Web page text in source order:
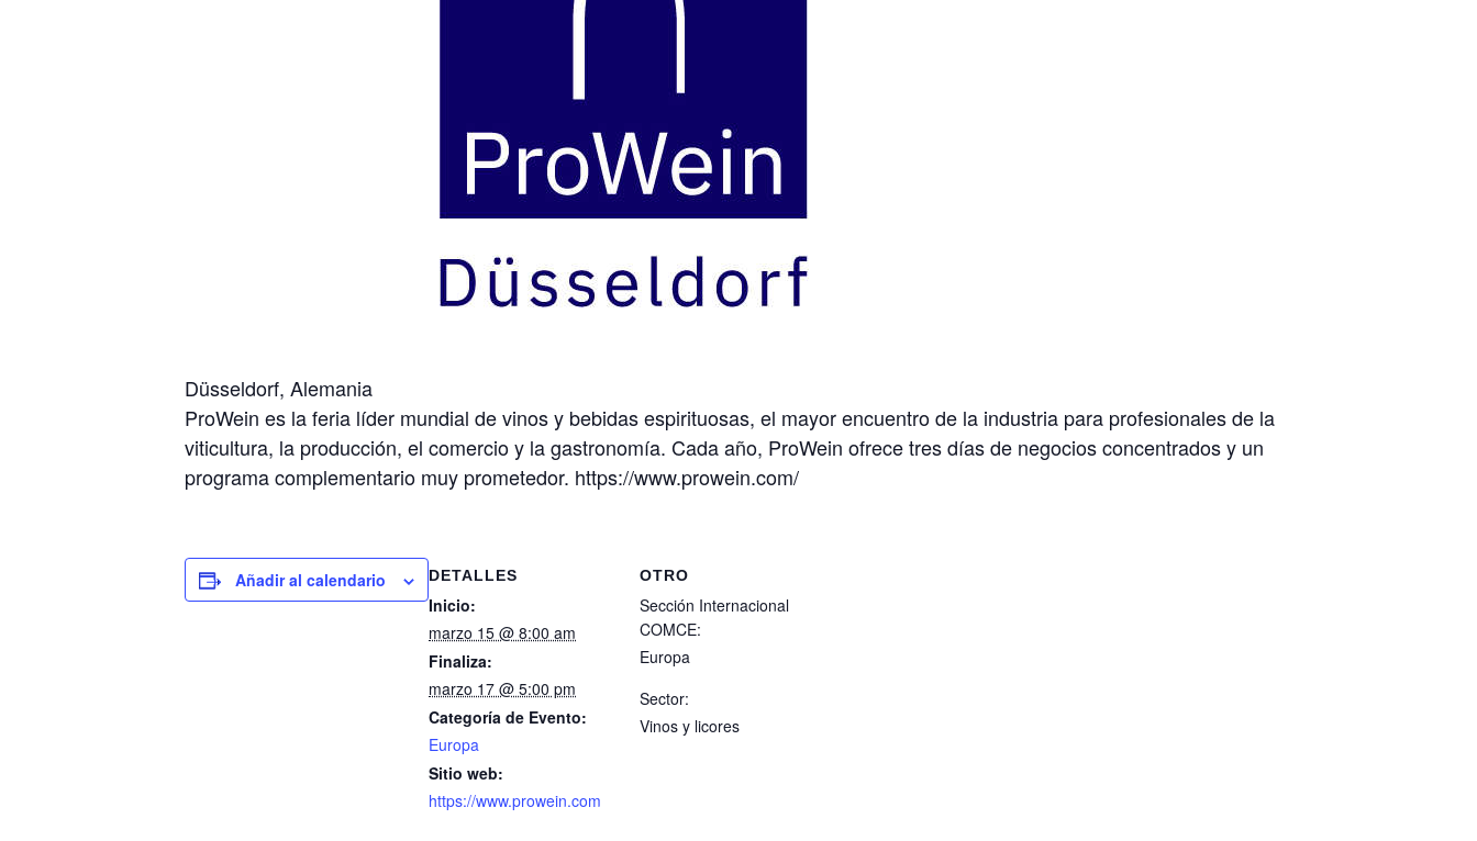
Düsseldorf, Alemania
ProWein es la feria líder mundial de vinos y bebidas espirituosas, el mayor encuentro de la industria para profesionales de la
viticultura, la producción, el comercio y la gastronomía. Cada año, ProWein ofrece tres días de negocios concentrados y un
programa complementario muy prometedor. https://www.prowein.com/
Añadir al calendario DETALLES
Inicio:
marzo 15 @ 8:00 am
Finaliza:
marzo 17 @ 5:00 pm
Categoría de Evento:
Europa
Sitio web:
https://www.prowein.com
OTRO
Sección Internacional
COMCE:
Europa
Sector:
Vinos y licores